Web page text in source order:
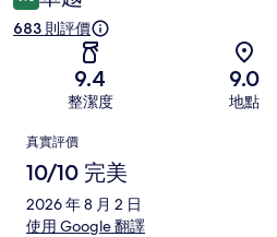
683 則評價
9.4
整潔度
9.0
地點
評
價
真實評價
10/10 完美
2026 年 8 月 2 日
使用 Google 翻譯